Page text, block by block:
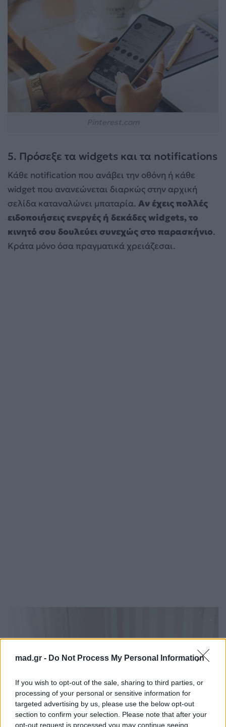
mad.gr - Do Not Process My Personal Information
If you wish to opt-out of the sale, sharing to third parties, or
processing of your personal or sensitive information for
targeted advertising by us, please use the below opt-out
section to confirm your selection. Please note that after your
opt-out request is processed you may continue seeing
5. Πρόσεξε τα widgets και τα notifications
Κάθε notification που ανάβει την οθόνη ή κάθε
widget που ανανεώνεται διαρκώς στην αρχική
σελίδα καταναλώνει μπαταρία. Αν έχεις πολλές
ειδοποιήσεις ενεργές ή δεκάδες widgets, το
κινητό σου δουλεύει συνεχώς στο παρασκήνιο.
Κράτα μόνο όσα πραγματικά χρειάζεσαι.